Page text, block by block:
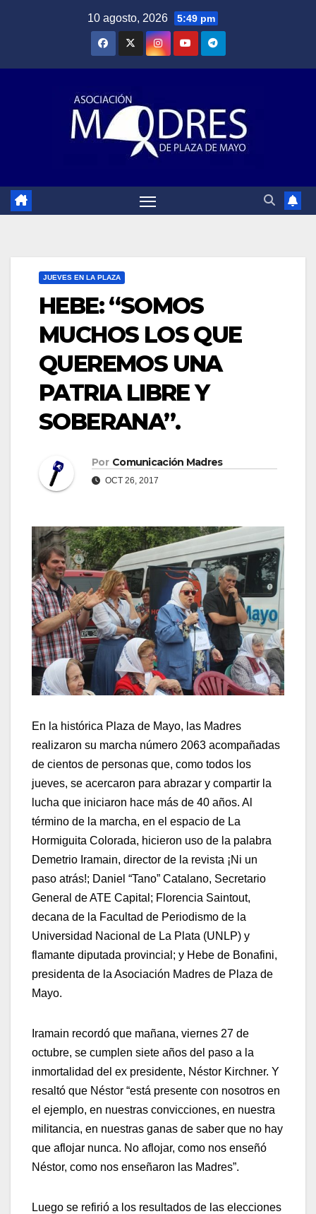
10 agosto, 2026 5:49 pm
JUEVES EN LA PLAZA
HEBE: “SOMOS
MUCHOS LOS QUE
QUEREMOS UNA
PATRIA LIBRE Y
SOBERANA”.
Por Comunicación Madres
OCT 26, 2017
En la histórica Plaza de Mayo, las Madres
realizaron su marcha número 2063 acompañadas
de cientos de personas que, como todos los
jueves, se acercaron para abrazar y compartir la
lucha que iniciaron hace más de 40 años. Al
término de la marcha, en el espacio de La
Hormiguita Colorada, hicieron uso de la palabra
Demetrio Iramain, director de la revista ¡Ni un
paso atrás!; Daniel “Tano” Catalano, Secretario
General de ATE Capital; Florencia Saintout,
decana de la Facultad de Periodismo de la
Universidad Nacional de La Plata (UNLP) y
flamante diputada provincial; y Hebe de Bonafini,
presidenta de la Asociación Madres de Plaza de
Mayo.
Iramain recordó que mañana, viernes 27 de
octubre, se cumplen siete años del paso a la
inmortalidad del ex presidente, Néstor Kirchner. Y
resaltó que Néstor “está presente con nosotros en
el ejemplo, en nuestras convicciones, en nuestra
militancia, en nuestras ganas de saber que no hay
que aflojar nunca. No aflojar, como nos enseñó
Néstor, como nos enseñaron las Madres”.
Luego se refirió a los resultados de las elecciones